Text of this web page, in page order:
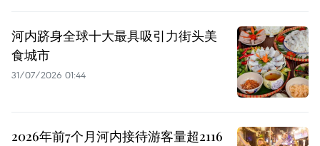
河内跻身全球十大最具吸引力街头美
食城市
31/07/2026 01:44
2026年前7个月河内接待游客量超2116